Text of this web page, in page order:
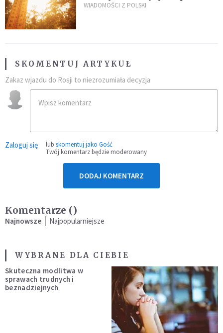
gwałtowne burze
WIADOMOŚCI Z POLSKI
SKOMENTUJ ARTYKUŁ
Zakaz wjazdu do Rosji to niezrozumiała decyzja
Zaloguj się lub skomentuj jako Gość
Twój komentarz będzie moderowany
DODAJ KOMENTARZ
Komentarze ()
Najnowsze Najpopularniejsze
WYBRANE DLA CIEBIE
Skuteczna modlitwa w
sprawach trudnych i
beznadziejnych